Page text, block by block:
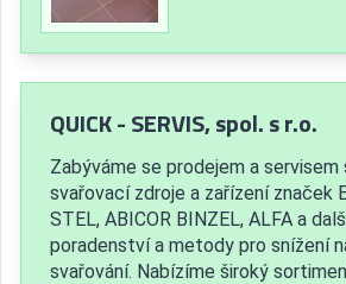
QUICK - SERVIS, spol. s r.o.
Zabýváme se prodejem a
svařovací zdroje a zařízení značek
STEL, ABICOR BINZEL, ALFA a
poradenství a metody pro snížení
svařování. Nabízíme široký